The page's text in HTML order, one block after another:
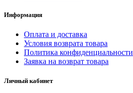
Информация
Оплата и доставка
Условия возврата товара
Политика конфиденциальности
Заявка на возврат товара
Личный кабинет